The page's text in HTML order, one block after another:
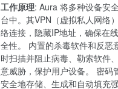
工作原理: Aura 将多种设备安
台中。其VPN（虚拟私人网络
络连接，隐藏IP地址，确保在
全性。 内置的杀毒软件和反恶
时扫描并阻止病毒、勒索软件
意威胁，保护用户设备。 密码
安全地存储、生成和自动填充